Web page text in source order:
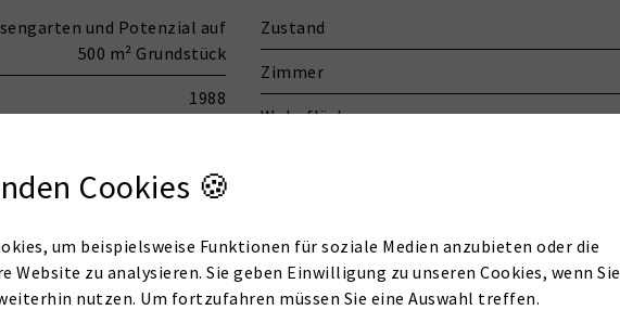
und Potenzial auf
500 m² Grundstück
1988
Zustand
Zimmer
Wohnfläche
Cookies 🍪
um beispielsweise Funktionen für soziale Medien anzubieten oder die
Website zu analysieren. Sie geben Einwilligung zu unseren Cookies, wenn Sie
nutzen. Um fortzufahren müssen Sie eine Auswahl treffen.